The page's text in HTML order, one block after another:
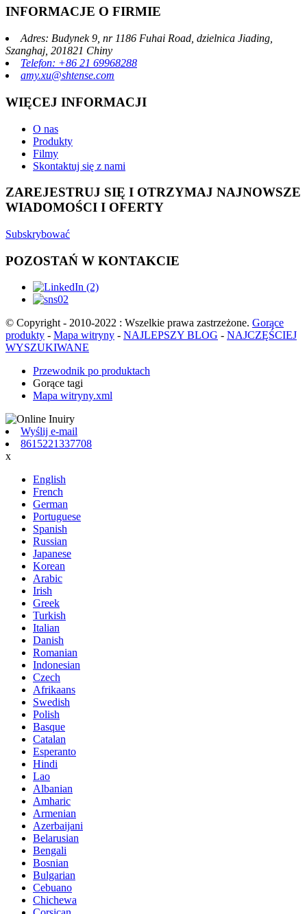
INFORMACJE O FIRMIE
Adres: Budynek 9, nr 1186 Fuhai Road, dzielnica Jiading,
Szanghaj, 201821 Chiny
Telefon: +86 21 69968288
amy.xu@shtense.com
WIĘCEJ INFORMACJI
O nas
Produkty
Filmy
Skontaktuj się z nami
ZAREJESTRUJ SIĘ I OTRZYMAJ NAJNOWSZE
WIADOMOŚCI I OFERTY
Subskrybować
POZOSTAŃ W KONTAKCIE
© Copyright - 2010-2022 : Wszelkie prawa zastrzeżone. Gorące
produkty - Mapa witryny - NAJLEPSZY BLOG - NAJCZĘŚCIEJ
WYSZUKIWANE
Przewodnik po produktach
Gorące tagi
Mapa witryny.xml
Wyślij e-mail
8615221337708
x
English
French
German
Portuguese
Spanish
Russian
Japanese
Korean
Arabic
Irish
Greek
Turkish
Italian
Danish
Romanian
Indonesian
Czech
Afrikaans
Swedish
Polish
Basque
Catalan
Esperanto
Hindi
Lao
Albanian
Amharic
Armenian
Azerbaijani
Belarusian
Bengali
Bosnian
Bulgarian
Cebuano
Chichewa